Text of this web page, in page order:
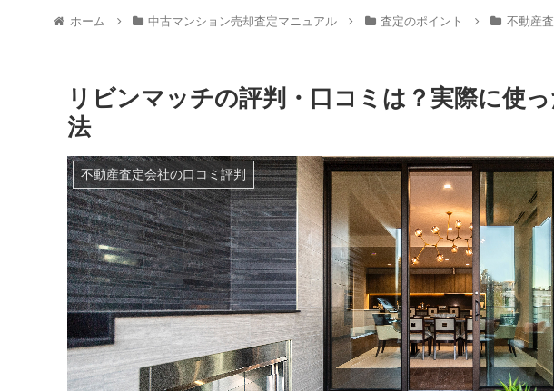
ホーム 中古マンション売却査定マニュアル 査定のポイント 不動産
リビンマッチの評判・口コミは？実際に使
法
不動産査定会社の口コミ評判